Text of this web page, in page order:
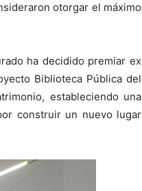
otorgar el máximo
ha decidido premiar ex
Biblioteca Pública del
estableciendo una
construir un nuevo lugar